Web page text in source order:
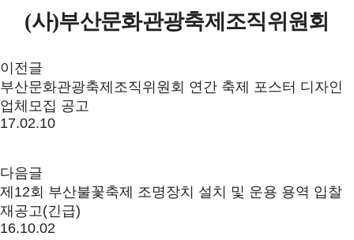
(사)부산문화관광축제조직위원회
이전글
부산문화관광축제조직위원회 연간 축제 포스터 디자인
업체모집 공고
17.02.10
다음글
제12회 부산불꽃축제 조명장치 설치 및 운용 용역 입찰
재공고(긴급)
16.10.02